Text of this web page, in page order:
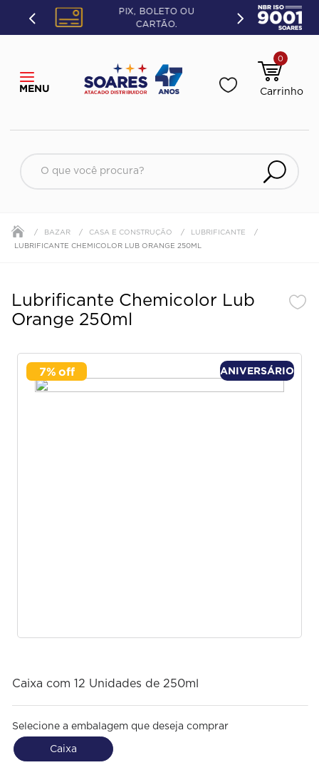
PIX, BOLETO OU
CARTÃO.
0
O que você procura?
BAZAR CASA E CONSTRUÇÃO
LUBRIFICANTE
LUBRIFICANTE CHEMICOLOR LUB ORANGE 250ML
Lubrificante Chemicolor Lub
Orange 250ml
ANIVERSÁRIO
7%
Caixa com 12 Unidades de 250ml
Selecione a embalagem que deseja comprar
Caixa